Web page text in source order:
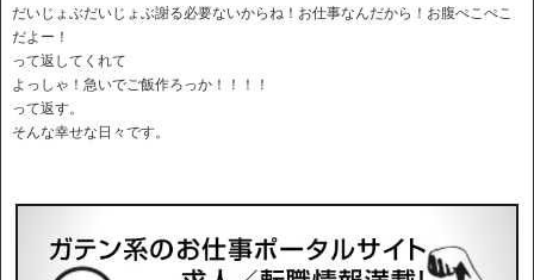
だいじょぶだいじょぶ謝る必要ないからね！お仕事なんだから！お腹ぺこぺこ
だよー！
って返してくれて
よっしゃ！急いでご飯作ろっか！！！！
って返す。
そんな幸せな日々です。